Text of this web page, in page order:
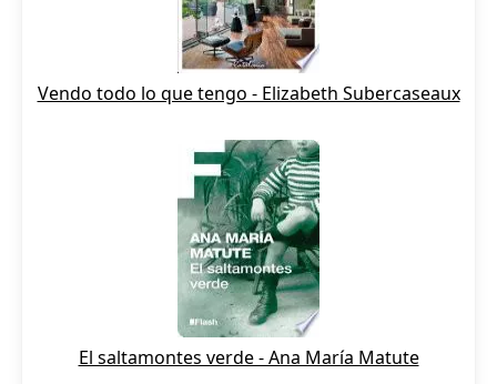
Vendo todo lo que tengo - Elizabeth Subercaseaux
El saltamontes verde - Ana María Matute